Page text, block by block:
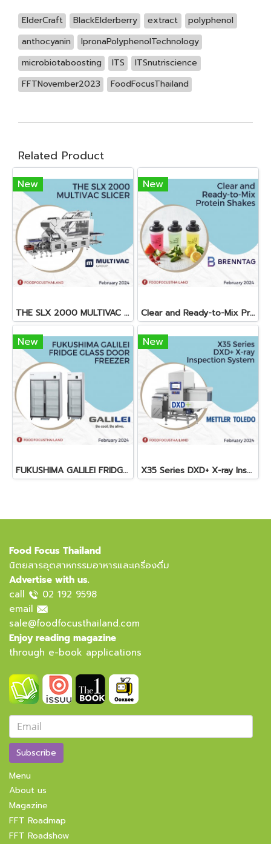
ElderCraft BlackElderberry extract
polyphenol
anthocyanin
IpronaPolyphenolTechnology
microbiotaboosting
ITS
ITSnutriscience
FFTNovember2023
FoodFocusThailand
Related Product
New
THE SLX 2000 MULTIVAC SLICER
New
Clear and Ready-to-Mix Protein Shakes
New
FUKUSHIMA GALILEI FRIDGE GLASS DOOR FREEZER
New
X35 Series DXD+ X-ray Inspection System
Food Focus Thailand
นิตยสารอุตสาหกรรมอาหารและเครื่องดื่ม
Advertise with us.
call
02 192 9598
email
sale@foodfocusthailand.com
Enjoy reading magazine
through e-book applications
Subscribe
Menu
About us
Magazine
FFT Roadmap
FFT Roadshow